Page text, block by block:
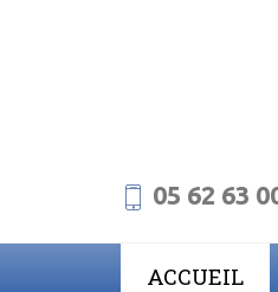
05 62 63
ACCUEIL